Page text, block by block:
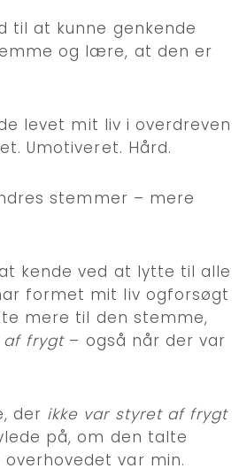
til at kunne genkende
og lære, at den er
levet mit liv i overdreven
Umotiveret. Hård.
stemmer – mere
kende ved at lytte til alle
formet mit liv ogforsøgt
mere til den stemme,
af frygt– også når der var
der ikke var styret af frygt
på, om den talte
var min.